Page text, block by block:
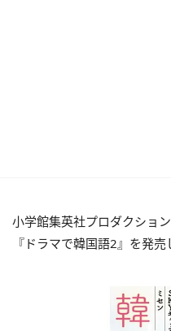
小学館集英社プロダクショ
『ドラマで韓国語2』を発売